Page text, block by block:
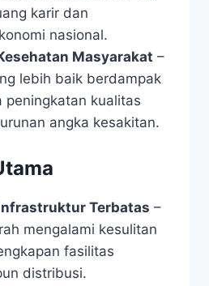
karir dan
nasional.
Masyarakat –
lebih baik berdampak
peningkatan kualitas
angka kesakitan.
Terbatas –
mengalami kesulitan
fasilitas
distribusi.